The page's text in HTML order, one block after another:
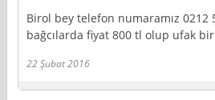
Birol bey telefon numaramız 0212
bağcılarda fiyat 800 tl olup ufak bir
22 Şubat 2016